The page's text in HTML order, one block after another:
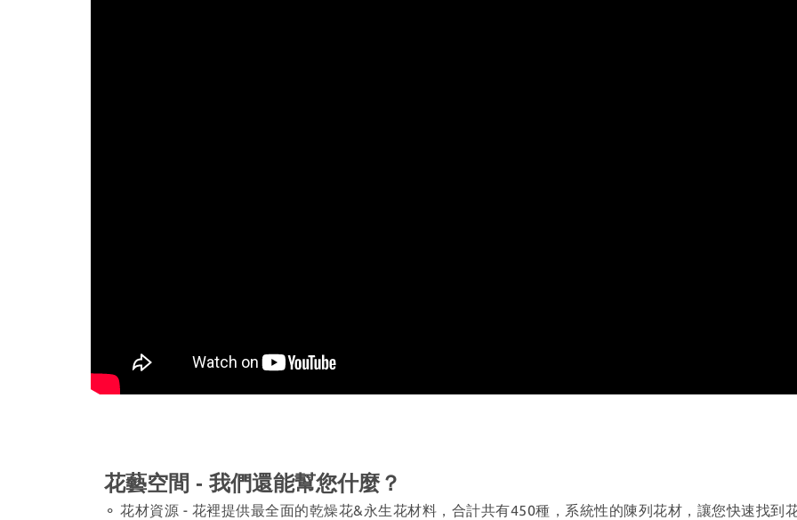
花藝空間 - 我們還能幫您什麼？
⚬ 花材資源 - 花裡提供最全面的乾燥花&永生花材料，合計共有450種，系統性的陳列花材，讓您快速找到花